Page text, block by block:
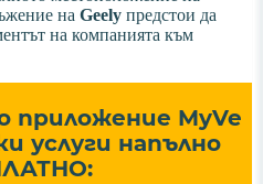
на Geely предстои да
на компанията към
приложение MyVe
услуги напълно